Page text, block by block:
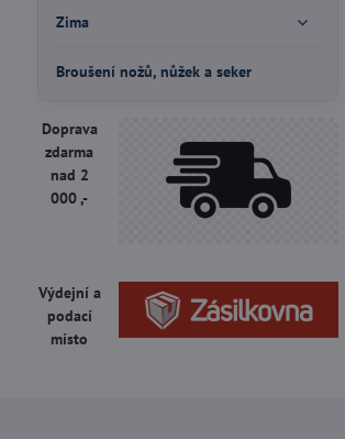
Zima
Broušení nožů, nůžek a seker
Doprava
zdarma
nad 2
000 ,-
Výdejní a
podací
místo